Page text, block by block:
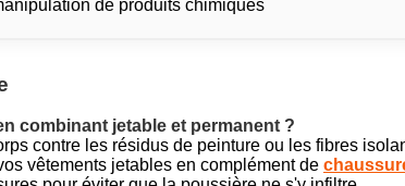
de produits chimiques
combinant jetable et permanent ?
contre les résidus de peinture ou les fibres
vêtements jetables en complément de